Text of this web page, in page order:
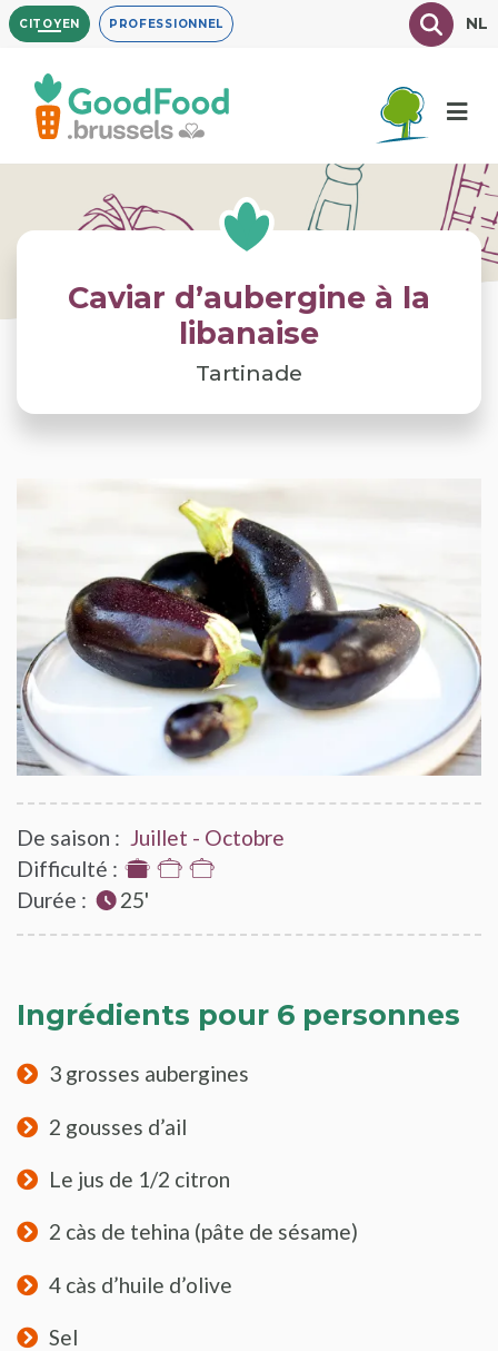
Aller
au
contenu
principal
CITOYEN PROFESSIONNEL TexteNL
Caviar d’aubergine à la
libanaise
Tartinade
De saison : Juillet - Octobre
Difficulté : 1
sur
3
Durée : 25'
Ingrédients pour 6 personnes
3 grosses aubergines
2 gousses d’ail
Le jus de 1/2 citron
2 càs de tehina (pâte de sésame)
4 càs d’huile d’olive
Sel